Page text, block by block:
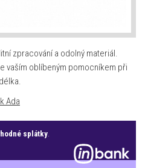
zpracování a odolný materiál.
vaším oblíbeným pomocníkem při
Ada
splátky